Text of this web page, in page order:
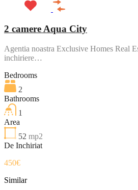
2 camere Aqua City
Agentia noastra Exclusive Homes Real
inchiriere…
Bedrooms
2
Bathrooms
1
Area
52 mp2
De Inchiriat
450€
Similar